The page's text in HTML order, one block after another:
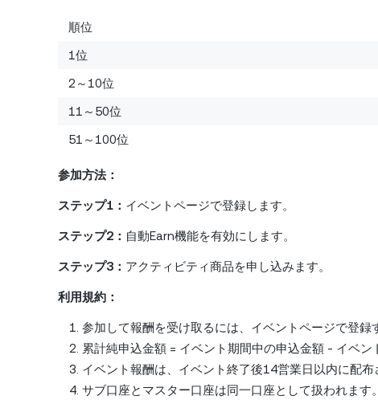
順位
1位
2～10位
11～50位
51～100位
参加方法：
ステップ1： イベントページで登録します。
ステップ2： 自動Earn機能を有効にします。
ステップ3： アクティビティ商品を申し込みます。
利用規約：
参加して報酬を受け取るには、イベントページで登録
累計純申込金額 = イベント期間中の申込金額 - イベン
イベント報酬は、イベント終了後14営業日以内に配布
サブ口座とマスター口座は同一口座として扱われます。